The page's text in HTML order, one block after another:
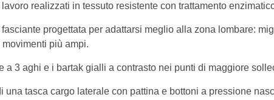
realizzati in tessuto resistente con trattamento
progettata per adattarsi meglio alla zona lombare:
più ampi.
a 3 aghi e i bartak gialli a contrasto nei punti di maggiore
una tasca cargo laterale con pattina e bottoni a pressione